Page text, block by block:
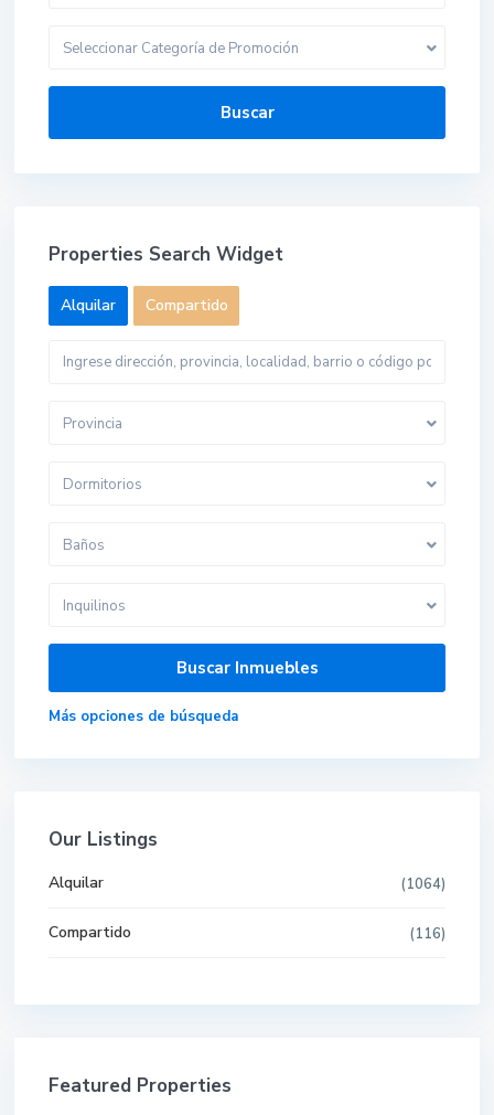
Seleccionar Categoría de Promoción
Buscar
Properties Search Widget
Alquilar Compartido
Provincia
Dormitorios
Baños
Inquilinos
Más opciones de búsqueda
Our Listings
Alquilar (1064)
Compartido (116)
Featured Properties